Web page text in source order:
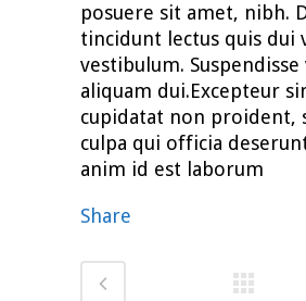
posuere sit amet, nibh.
tincidunt lectus quis dui
vestibulum.
aliquam dui.Excepteur
cupidatat non proident,
culpa qui officia
anim id est laborum
Share